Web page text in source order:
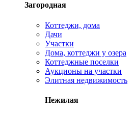
Загородная
Коттеджи, дома
Дачи
Участки
Дома, коттеджи у озера
Коттеджные поселки
Аукционы на участки
Элитная недвижимость
Нежилая